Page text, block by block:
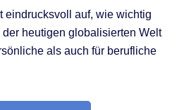
eindrucksvoll auf, wie wichtig
heutigen globalisierten Welt
als auch für berufliche